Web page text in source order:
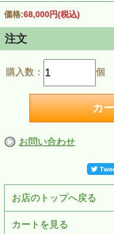
ください。
価格:68,000円(税込)
注文
購入数： 個
お問い合わせ
お店のトップへ戻る
カートを見る